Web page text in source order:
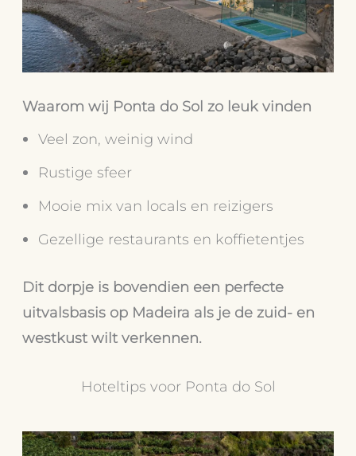
Waarom wij Ponta do Sol zo leuk vinden
Veel zon, weinig wind
Rustige sfeer
Mooie mix van locals en reizigers
Gezellige restaurants en koffietentjes
Dit dorpje is bovendien een perfecte
uitvalsbasis op Madeira als je de zuid- en
westkust wilt verkennen.
Hoteltips voor Ponta do Sol